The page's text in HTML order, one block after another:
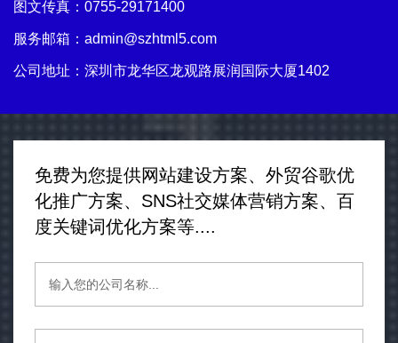
图文传真：0755-29171400
服务邮箱： admin@szhtml5.com
公司地址：深圳市龙华区龙观路展润国际大厦1402
免费为您提供网站建设方案、外贸谷歌优
化推广方案、SNS社交媒体营销方案、百
度关键词优化方案等....